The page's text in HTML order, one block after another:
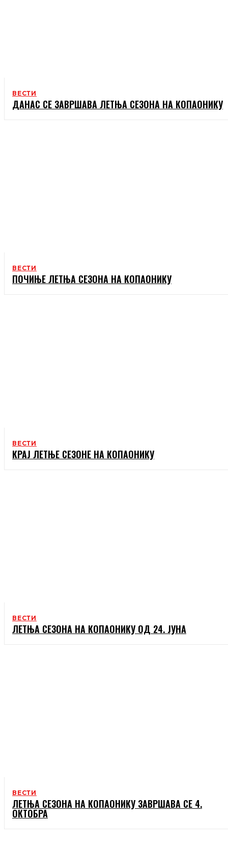
ВЕСТИ
ДАНАС СЕ ЗАВРШАВА ЛЕТЊА СЕЗОНА НА КОПАОНИКУ
ВЕСТИ
ПОЧИЊЕ ЛЕТЊА СЕЗОНА НА КОПАОНИКУ
ВЕСТИ
КРАЈ ЛЕТЊЕ СЕЗОНЕ НА КОПАОНИКУ
ВЕСТИ
ЛЕТЊА СЕЗОНА НА КОПАОНИКУ ОД 24. ЈУНА
ВЕСТИ
ЛЕТЊА СЕЗОНА НА КОПАОНИКУ ЗАВРШАВА СЕ 4.
ОКТОБРА